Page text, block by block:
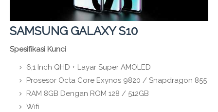
SAMSUNG GALAXY S10
Spesifikasi Kunci
6,1 Inch QHD + Layar Super AMOLED
Prosesor Octa Core Exynos 9820 / Snapdragon 855
RAM 8GB Dengan ROM 128 / 512GB
Wifi